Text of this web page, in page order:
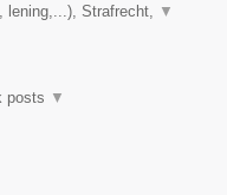
lening,...), Strafrecht, ▼
posts ▼